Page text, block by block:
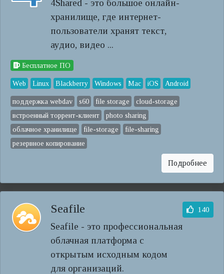
4Shared - это большое онлайн-
хранилище, где интернет-
пользователи хранят текст,
аудио, видео ...
Бесплатное ПО
Web Linux Blackberry Windows Mac iOS Android
поддержка webdav s60 file storage
cloud-storage
встроенный торрент-клиент
photo sharing
облачное хранилище
file-storage
file-sharing
резервное копирование
Подробнее
Seafile
Seafile - это профессиональная
облачная платформа с
открытым исходным кодом
для организаций.
140